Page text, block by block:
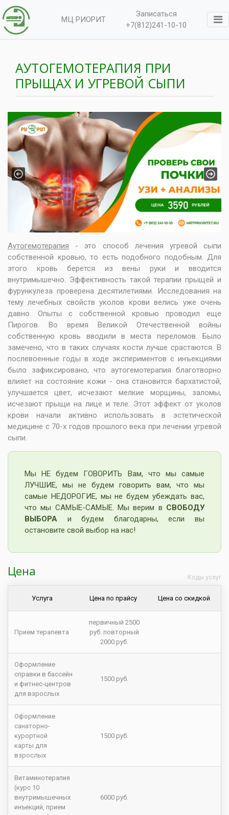
МЦ РИОРИТ
Записаться
+7(812)241-10-10
АУТОГЕМОТЕРАПИЯ ПРИ
ПРЫЩАХ И УГРЕВОЙ СЫПИ
Previous Next
Аутогемотерапия - это способ лечения угревой сыпи
собственной кровью, то есть подобного подобным. Для
этого кровь берется из вены руки и вводится
внутримышечно. Эффективность такой терапии прыщей и
фурункулеза проверена десятилетиями. Исследования на
тему лечебных свойств уколов крови велись уже очень
давно. Опыты с собственной кровью проводил еще
Пирогов. Во время Великой Отечественной войны
собственную кровь вводили в места переломов. Было
замечено, что в таких случаях кости лучше срастаются. В
послевоенные годы в ходе экспериментов с инъекциями
было зафиксировано, что аутогемотерапия благотворно
влияет на состояние кожи - она становится бархатистой,
улучшается цвет, исчезают мелкие морщины, заломы,
исчезают прыщи на лице и теле. Этот эффект от уколов
крови начали активно использовать в эстетической
медицине с 70-х годов прошлого века при лечении угревой
сыпи.
Мы НЕ будем ГОВОРИТЬ Вам, что мы самые
ЛУЧШИЕ, мы не будем говорить вам, что мы
самые НЕДОРОГИЕ, мы не будем убеждать вас,
что мы САМЫЕ-САМЫЕ. Мы верим в СВОБОДУ
ВЫБОРА и будем благодарны, если вы
остановите свой выбор на нас!
Цена
Услуга Цена по прайсу Цена со скидкой
Прием терапевта
первичный 2500
руб. повторный
2000 руб.
Оформление
справки в бассейн
и фитнес-центров
для взрослых
1500 руб.
Оформление
санаторно-
курортной
карты для
взрослых
1500 руб.
Витаминотерапия
(курс 10
внутримышечных
инъекций, прием
6000 руб.
Коды услуг